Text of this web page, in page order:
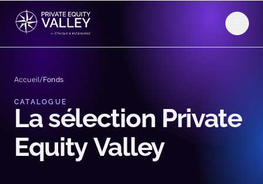
Aller au contenu
Accueil/Fonds
CATALOGUE
La sélection Private
EquityValley